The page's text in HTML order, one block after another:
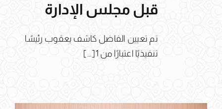
قبل مجلس الإدارة
تم تعيين الفاضل كاشف يعقوب رئيسًا
تنفيذيًا اعتبارًا من 1[...]